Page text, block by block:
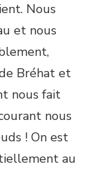
Nous
et nous
Bréhat et
nous fait
nous
! On est
au